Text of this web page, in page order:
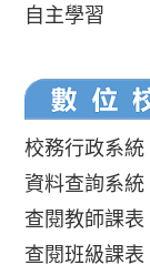
自主學習
校務行政系統
資料查詢系統
查閱教師課表
查閱班級課表